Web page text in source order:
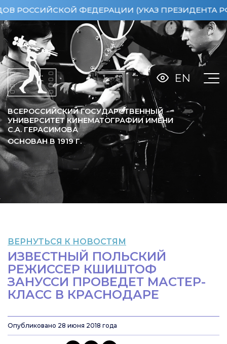
ФЕДЕРАЦИИ (УКАЗ ПРЕЗИДЕНТА РФ ОТ
ВСЕРОССИЙСКИЙ ГОСУДАРСТВЕННЫЙ
УНИВЕРСИТЕТ КИНЕМАТОГРАФИИ ИМЕНИ
С.А. ГЕРАСИМОВА
ОСНОВАН В 1919Г.
EN
ВЕРНУТЬСЯ К НОВОСТЯМ
ИЗВЕСТНЫЙ ПОЛЬСКИЙ
РЕЖИССЕР КШИШТОФ
ЗАНУССИ ПРОВЕДЕТ МАСТЕР-
КЛАСС В КРАСНОДАРЕ
Опубликовано 28 июня 2018 года